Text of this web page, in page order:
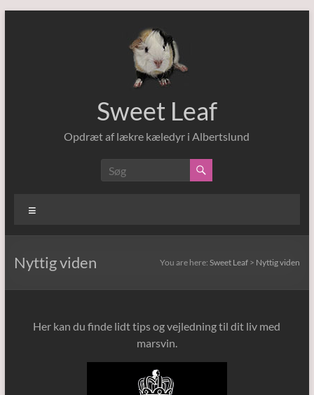
Sweet Leaf
Opdræt af lækre kæledyr i Albertslund
Nyttig viden You are here:Sweet Leaf > Nyttig viden
Her kan du finde lidt tips og vejledning til dit liv med
marsvin.